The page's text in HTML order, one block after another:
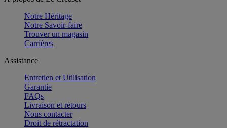
Notre Héritage
Notre Savoir-faire
Trouver un magasin
Carrières
Assistance
Entretien et Utilisation
Garantie
FAQs
Livraison et retours
Nous contacter
Droit de rétractation